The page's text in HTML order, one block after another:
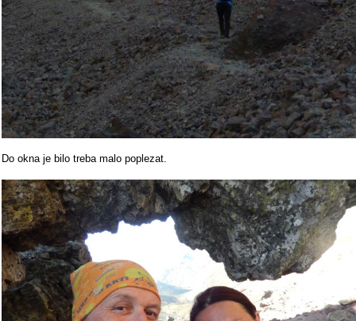
Do okna je bilo treba malo poplezat.